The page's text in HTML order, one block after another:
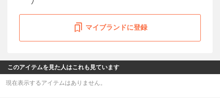
マイブランドに登録
このアイテムを見た人はこれも見ています
現在表示するアイテムはありません。